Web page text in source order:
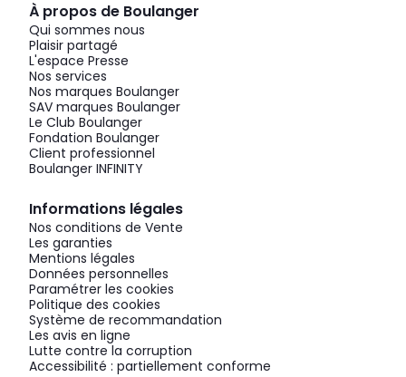
À propos de Boulanger
Qui sommes nous
Plaisir partagé
L'espace Presse
Nos services
Nos marques Boulanger
SAV marques Boulanger
Le Club Boulanger
Fondation Boulanger
Client professionnel
Boulanger INFINITY
Informations légales
Nos conditions de Vente
Les garanties
Mentions légales
Données personnelles
Paramétrer les cookies
Politique des cookies
Système de recommandation
Les avis en ligne
Lutte contre la corruption
Accessibilité : partiellement conforme